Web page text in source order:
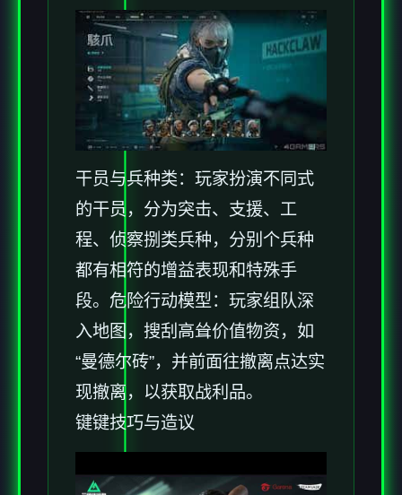
干员与兵种类：玩家扮演不同式
的干员，分为突击、支援、工
程、侦察捌类兵种，分别个兵种
都有相符的增益表现和特殊手
段。 危险行动模型：玩家组队深
入地图，搜刮高耸价值物资，如
“曼德尔砖”，并前面往撤离点达实
现撤离，以获取战利品。
键键技巧与造议